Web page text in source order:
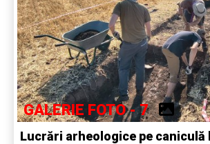
GALERIE FOTO - 7
Lucrări arheologice pe caniculă